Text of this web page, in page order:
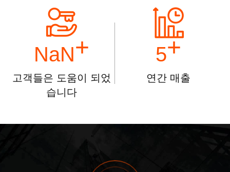
NaN+
고객들은 도움이 되었
습니다
5+
연간 매출